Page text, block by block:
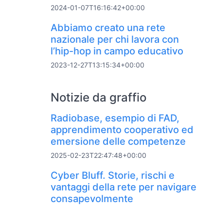
2024-01-07T16:16:42+00:00
Abbiamo creato una rete
nazionale per chi lavora con
l’hip-hop in campo educativo
2023-12-27T13:15:34+00:00
Notizie da graffio
Radiobase, esempio di FAD,
apprendimento cooperativo ed
emersione delle competenze
2025-02-23T22:47:48+00:00
Cyber Bluff. Storie, rischi e
vantaggi della rete per navigare
consapevolmente